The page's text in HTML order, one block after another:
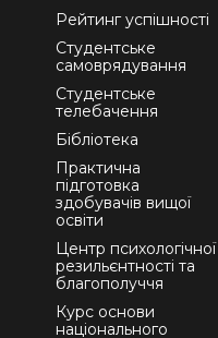
Рейтинг успішності
Студентське
самоврядування
Студентське
телебачення
Бібліотека
Практична
підготовка
здобувачів вищої
освіти
Центр психологічної
резильєнтності та
благополуччя
Курс основи
національного